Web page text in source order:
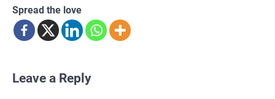
Spread the love
Leave a Reply